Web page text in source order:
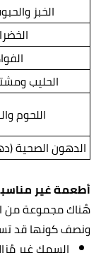
الخبز
الحليب
اللحوم
الدهون الصحية
أطعمة غير
هُناك مجموعة من
ونصف كونها قد